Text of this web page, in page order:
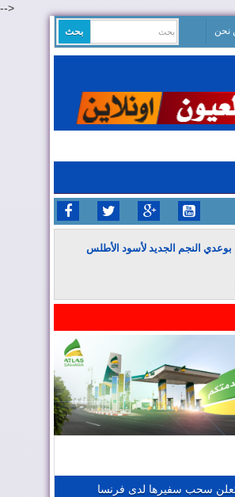
-->
نحن
بوعدي النجم الجديد لأسود الأطلس
المغرب يعزز موقعه في صناعة الطيران
تعلن سحب سفيرها لدى فرنسا